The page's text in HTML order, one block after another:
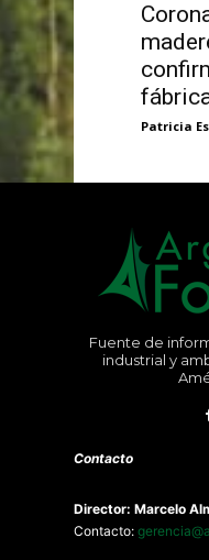
Patricia
Fuente de
industrial y
Contacto
Director: Marcelo
Contacto: